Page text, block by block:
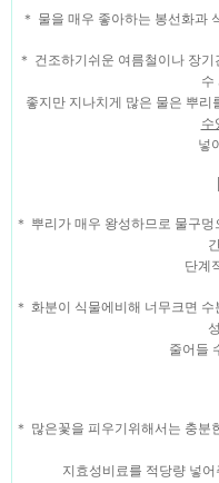
＊ 물을 매우 좋아하는 봉선화과
＊ 건조하기쉬운 여름철이나 장
수
좋지만 지나치게 많은 물은 뿌리
수
넣
＊ 뿌리가 매우 왕성하므로 물구
단계
＊ 화분이 식물에비해 너무크면
줄어들
＊ 많은꽃을 피우기위해서는 충분
지효성비료를 적당량 넣